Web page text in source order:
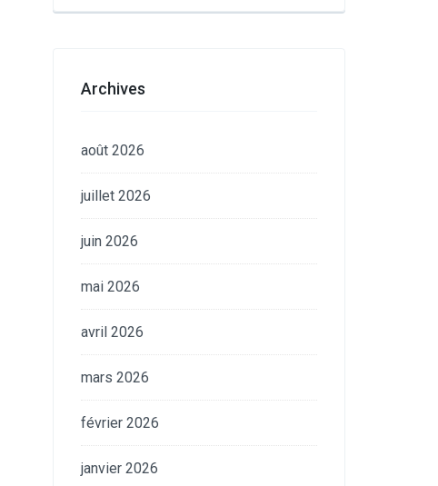
Archives
août 2026
juillet 2026
juin 2026
mai 2026
avril 2026
mars 2026
février 2026
janvier 2026